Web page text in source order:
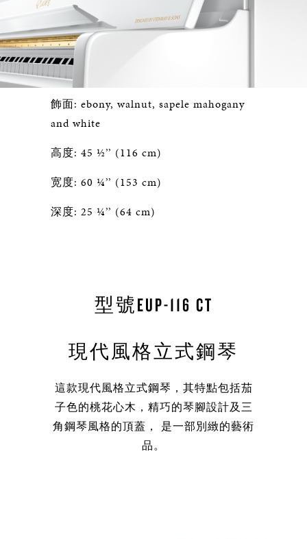
飾面: ebony, walnut, sapele mahogany
and white
高度: 45 ½’’ (116 cm)
宽度: 60 ¼’’ (153 cm)
深度: 25 ¼’’ (64 cm)
型號EUP-116 CT
現代風格立式鋼琴
這款現代風格立式鋼琴，其特點包括茄
子色的桃花心木，精巧的琴腳設計及三
角鋼琴風格的頂蓋， 是一部別緻的藝術
品。